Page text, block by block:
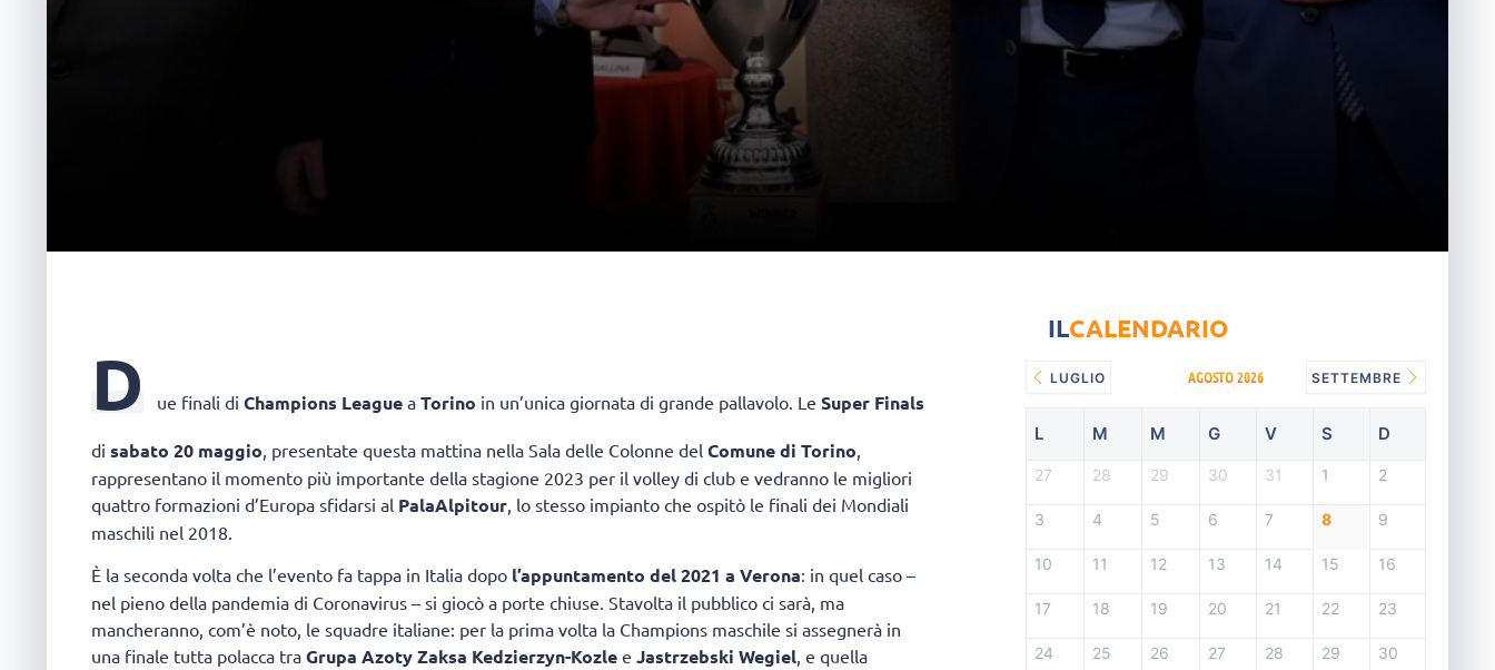
D ue finali di Champions League a Torino in un’unica giornata di grande pallavolo. Le Super Finals
di sabato 20 maggio , presentate questa mattina nella Sala delle Colonne del Comune di Torino
rappresentano il momento più importante della stagione 2023 per il volley di club e vedranno le migliori
quattro formazioni d’Europa sfidarsi al PalaAlpitour , lo stesso impianto che ospitò le finali dei Mondiali
maschili nel 2018.
È la seconda volta che l’evento fa tappa in Italia dopo l’appuntamento del 2021 a Verona: in quel caso –
nel pieno della pandemia di Coronavirus – si giocò a porte chiuse. Stavolta il pubblico ci sarà, ma
mancheranno, com’è noto, le squadre italiane: per la prima volta la Champions maschile si assegnerà in
una finale tutta polacca tra Grupa Azoty Zaksa Kedzierzyn-Kozle e Jastrzebski Wegiel, e quella
ILCALENDARIO
LUGLIO AGOSTO 2026 SETTEMBRE
L M M G V S D
27 28 29 30 31 1 2
3 4 5 6 7 8 9
10 11 12 13 14 15 16
17 18 19 20 21 22 23
24 25 26 27 28 29 30